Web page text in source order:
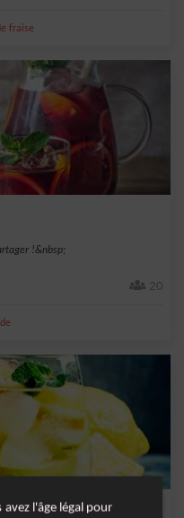
fraise
!&nbsp;
20
l'âge légal pour